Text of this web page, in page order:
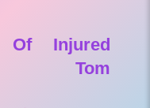
Of Injured
Tom